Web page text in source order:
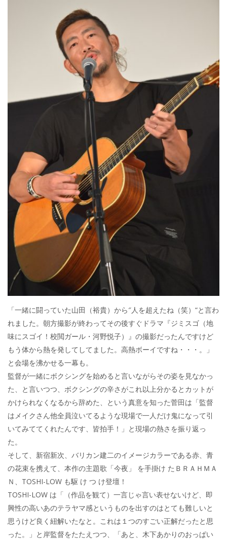
「一緒に闘っていた山田（裕貴）から″人を超えたね（笑）“と言わ
れました。朝方撮影が終わってその後すぐドラマ『ジミスゴ（地
味にスゴイ！校閲ガール・河野悦子）』の撮影だったんですけど
もう体から熱を発してしてました。高熱ボーイですね・・・。」
と会場を沸かせる一幕も。
監督が一緒にボクシングを始めると言いながらその姿を見なかっ
た、と言いつつ、ボクシングの辛さがこれ以上分かるとカットが
かけられなくなるから辞めた、という真意を知った菅田は「監督
はメイクさん他全員泣いてるような現場で一人だけ鬼になって引
いてみててくれたんです、皆拍手！」と現場の熱さを振り返っ
た。
そして、新宿新次、バリカン建二のイメージカラーである赤、青
の花束を携えて、本作の主題歌「今夜」 を手掛け たＢＲＡＨＭＡ
Ｎ、TOSHI-LOW も駆 け つ け登壇！
TOSHI-LOW は「（作品を観て）一言じゃ言い表せないけど、即
興性の高いあのテラヤマ感というものを出すのはとても難しいと
思うけど良く紐解いたなと。これは１つのすごい正解だったと思
った。」と岸監督をたたえつつ、「あと、木下あかりのおっぱい